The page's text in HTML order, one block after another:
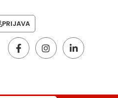
PRIJAVA